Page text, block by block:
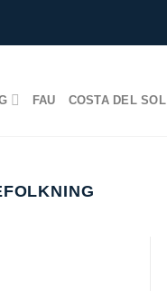
FAU COSTA DEL SOL